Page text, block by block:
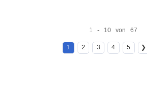
1 - 10 von 67
1 2 3 4 5 ❯